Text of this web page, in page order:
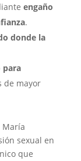
engaño
.
donde la
para
de mayor
María
sexual en
que